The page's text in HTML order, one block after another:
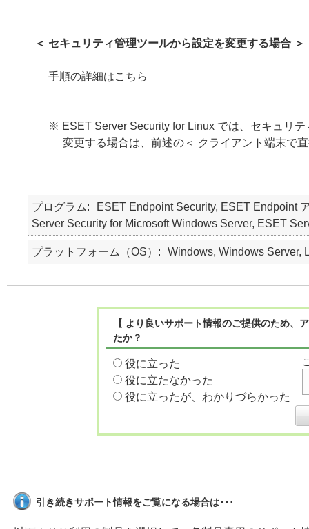
＜ セキュリティ管理ツールから設定を変更する場合 ＞
手順の詳細はこちら
※ ESET Server Security for Linux では、 セキュリ
変更する場合は、前述の＜ クライアント端末で
プログラム
ESET Endpoint Security, ESET Endpoint
Server Security for Microsoft Windows Server, ESET
プラットフォーム（OS） Windows, Windows Server,
【 より良いサポート情報のご提供のため
たか？
役に立った
役に立たなかった
役に立ったが、わかりづらかった
引き続きサポート情報をご覧になる場合は･･･